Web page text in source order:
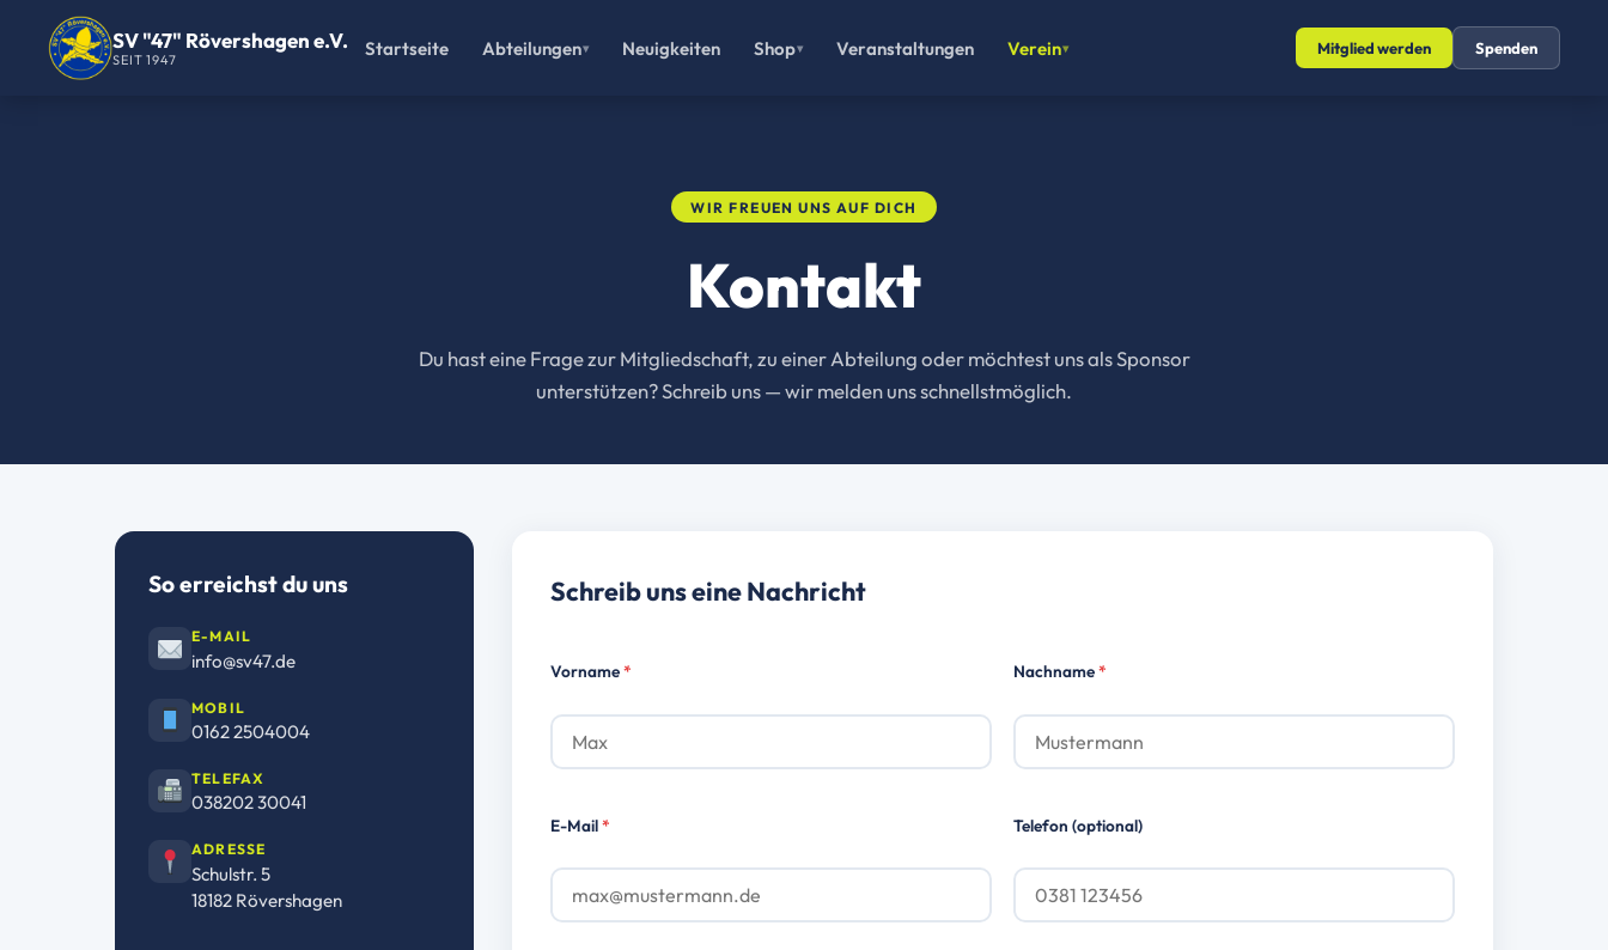
SV "47" Rövershagen e.V.
SEIT 1947 Startseite Abteilungen Neuigkeiten Shop Veranstaltungen Verein Mitglied werden Spenden
WIR FREUEN UNS AUF DICH
Kontakt
Du hast eine Frage zur Mitgliedschaft, zu einer Abteilung oder möchtest uns als Sponsor
unterstützen? Schreib uns — wir melden uns schnellstmöglich.
So erreichst du uns
E-MAIL
info@sv47.de
MOBIL
0162 2504004
TELEFAX
038202 30041
ADRESSE
Schulstr. 5
18182 Rövershagen
Schreib uns eine Nachricht
Vorname* Nachname*
E-Mail* Telefon (optional)